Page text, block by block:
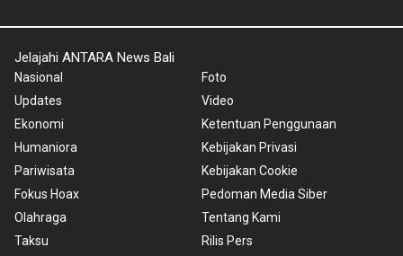
Jelajahi ANTARA News Bali
Nasional
Updates
Ekonomi
Humaniora
Pariwisata
Fokus Hoax
Olahraga
Taksu
Foto
Video
Ketentuan Penggunaan
Kebijakan Privasi
Kebijakan Cookie
Pedoman Media Siber
Tentang Kami
Rilis Pers